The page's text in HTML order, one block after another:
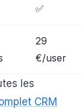
✅
29
€/user
les
CRM